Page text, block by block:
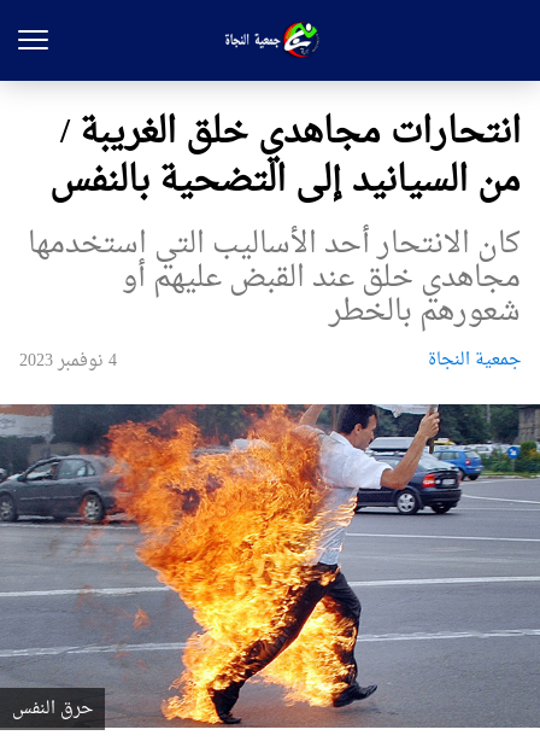
انتحارات مجاهدي خلق الغريبة /
من السيانيد إلى التضحية بالنفس
كان الانتحار أحد الأساليب التي استخدمها
مجاهدي خلق عند القبض عليهم أو
شعورهم بالخطر
جمعیة النجاة 4 نوفمبر 2023
حرق النفس